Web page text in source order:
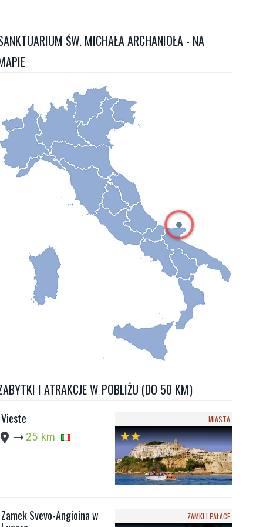
ŚW. MICHAŁA ARCHANIOŁA - NA
I ATRAKCJE W POBLIŻU (DO 50 KM)
Vieste
location_pin arrow_right_alt 25 km
MIASTA
starstar
Zamek Svevo-Angioina w
ZAMKI I PAŁACE